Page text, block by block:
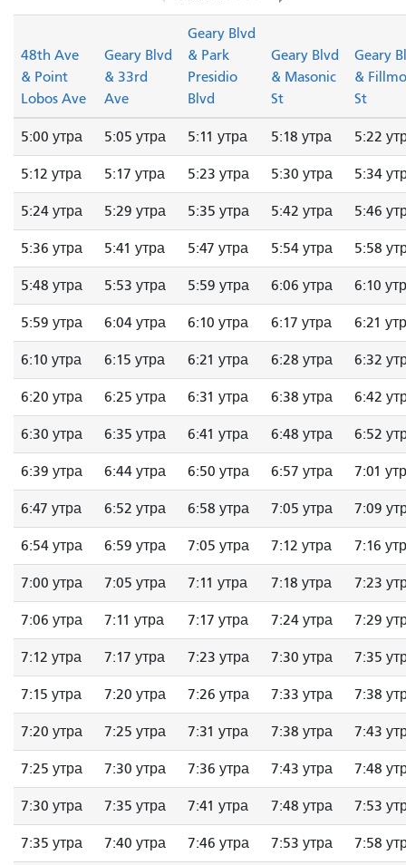
48th Ave
& Point
Lobos Ave
Geary Blvd
& 33rd
Ave
Geary Blvd
& Park
Presidio
Blvd
Geary Blvd
& Masonic
St
Geary
&
St
5:00 утра 5:05 утра 5:11 утра 5:18 утра 5:22
5:12 утра 5:17 утра 5:23 утра 5:30 утра 5:34
5:24 утра 5:29 утра 5:35 утра 5:42 утра 5:46
5:36 утра 5:41 утра 5:47 утра 5:54 утра 5:58
5:48 утра 5:53 утра 5:59 утра 6:06 утра 6:10
5:59 утра 6:04 утра 6:10 утра 6:17 утра 6:21
6:10 утра 6:15 утра 6:21 утра 6:28 утра 6:32
6:20 утра 6:25 утра 6:31 утра 6:38 утра 6:42
6:30 утра 6:35 утра 6:41 утра 6:48 утра 6:52
6:39 утра 6:44 утра 6:50 утра 6:57 утра 7:01
6:47 утра 6:52 утра 6:58 утра 7:05 утра 7:09
6:54 утра 6:59 утра 7:05 утра 7:12 утра 7:16
7:00 утра 7:05 утра 7:11 утра 7:18 утра 7:23
7:06 утра 7:11 утра 7:17 утра 7:24 утра 7:29
7:12 утра 7:17 утра 7:23 утра 7:30 утра 7:35
7:15 утра 7:20 утра 7:26 утра 7:33 утра 7:38
7:20 утра 7:25 утра 7:31 утра 7:38 утра 7:43
7:25 утра 7:30 утра 7:36 утра 7:43 утра 7:48
7:30 утра 7:35 утра 7:41 утра 7:48 утра 7:53
7:35 утра 7:40 утра 7:46 утра 7:53 утра 7:58